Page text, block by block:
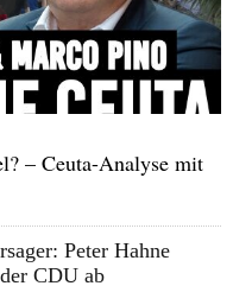
– Ceuta-Analyse mit
Peter Hahne
CDU ab